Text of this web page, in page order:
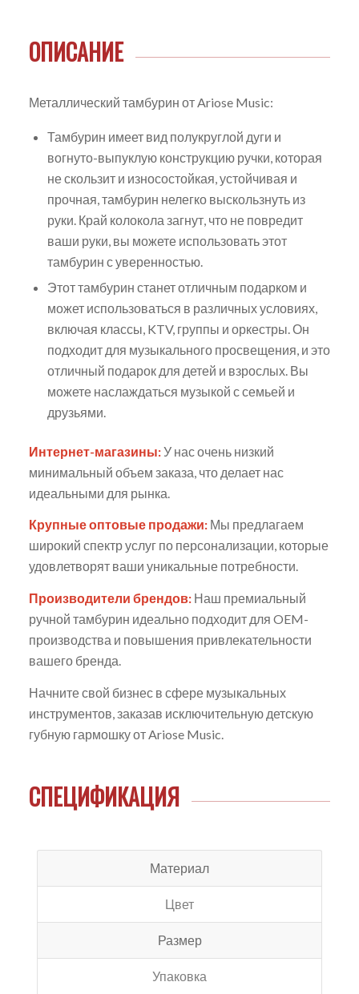
ОПИСАНИЕ
Металлический тамбурин от Ariose Music:
Тамбурин имеет вид полукруглой дуги и
вогнуто-выпуклую конструкцию ручки, которая
не скользит и износостойкая, устойчивая и
прочная, тамбурин нелегко выскользнуть из
руки. Край колокола загнут, что не повредит
ваши руки, вы можете использовать этот
тамбурин с уверенностью.
Этот тамбурин станет отличным подарком и
может использоваться в различных условиях,
включая классы, KTV, группы и оркестры. Он
подходит для музыкального просвещения, и это
отличный подарок для детей и взрослых. Вы
можете наслаждаться музыкой с семьей и
друзьями.
Интернет-магазины:У нас очень низкий
минимальный объем заказа, что делает нас
идеальными для рынка.
Крупные оптовые продажи:Мы предлагаем
широкий спектр услуг по персонализации, которые
удовлетворят ваши уникальные потребности.
Производители брендов:Наш премиальный
ручной тамбурин идеально подходит для OEM-
производства и повышения привлекательности
вашего бренда.
Начните свой бизнес в сфере музыкальных
инструментов, заказав исключительную детскую
губную гармошку от Ariose Music.
СПЕЦИФИКАЦИЯ
Материал
Цвет
Размер
Упаковка